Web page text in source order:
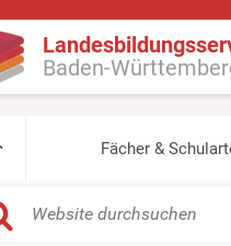
Baden-
Fächer &